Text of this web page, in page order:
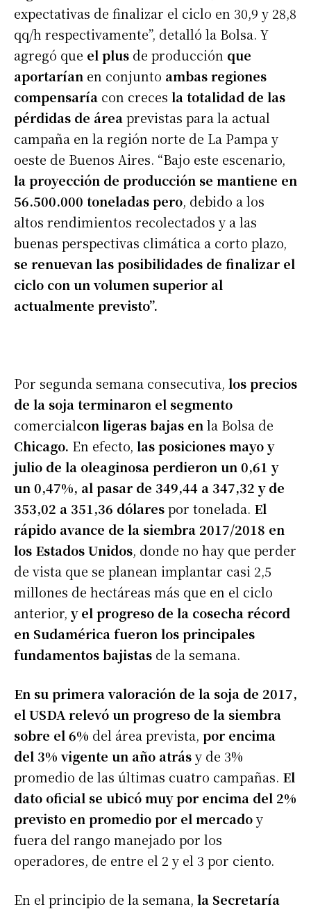
expectativas de finalizar el ciclo en 30,9 y 28,8
qq/h respectivamente”, detalló la Bolsa. Y
agregó que el plus de producción que
aportarían en conjunto ambas regiones
compensaría con creces la totalidad de las
pérdidas de áreaprevistas para la actual
campaña en la región norte de La Pampa y
oeste de Buenos Aires. “Bajo este escenario,
la proyección de producción se mantiene en
56.500.000 toneladas pero, debido a los
altos rendimientos recolectados y a las
buenas perspectivas climática a corto plazo,
se renuevan las posibilidades de finalizar el
ciclo con un volumen superior al
actualmente previsto”.
Por segunda semana consecutiva, los precios
de la soja terminaron el segmento
comercialcon ligeras bajas en la Bolsa de
Chicago. En efecto, las posiciones mayo y
julio de la oleaginosa perdieron un 0,61 y
un 0,47%, al pasar de 349,44 a 347,32 y de
353,02 a 351,36 dólarespor tonelada. El
rápido avance de la siembra 2017/2018 en
los Estados Unidos, donde no hay que perder
de vista que se planean implantar casi 2,5
millones de hectáreas más que en el ciclo
anterior, y el progreso de la cosecha récord
en Sudamérica fueron los principales
fundamentos bajistas de la semana.
En su primera valoración de la soja de 2017,
el USDA relevó un progreso de la siembra
sobre el 6% del área prevista, por encima
del 3% vigente un año atrásy de 3%
promedio de las últimas cuatro campañas. El
dato oficial se ubicó muy por encima del 2%
previsto en promedio por el mercadoy
fuera del rango manejado por los
operadores, de entre el 2 y el 3 por ciento.
En el principio de la semana, la Secretaría